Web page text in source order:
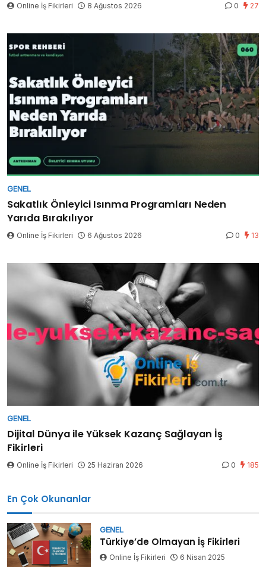
Online İş Fikirleri 8 Ağustos 2026 0 27
GENEL
Sakatlık Önleyici Isınma Programları Neden
Yarıda Bırakılıyor
Online İş Fikirleri 6 Ağustos 2026 0 13
GENEL
Dijital Dünya ile Yüksek Kazanç Sağlayan İş
Fikirleri
Online İş Fikirleri 25 Haziran 2026 0 185
En Çok Okunanlar
GENEL
Türkiye’de Olmayan İş Fikirleri
Online İş Fikirleri 6 Nisan 2025